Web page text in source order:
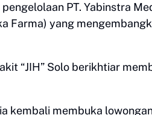
PT. Yabinstra
Farma) yang
“JIH” Solo berikhtiar
kembali membuka